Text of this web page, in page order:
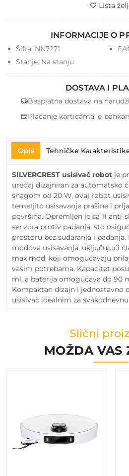
Lista
INFORMACIJE O
Šifra: NN7271
Stanje: Na stanju
DOSTAVA I
Besplatna dostava na
Plaćanje karticama, e-
Opis Tehničke
SILVERCREST usisivač robotje
uređaj dizajniran za automatsko
snagom od 20 W, ovaj robot
temeljito usisavanje prašine i
površina. Opremljen je sa 11 anti-
senzora protiv padanja, što
prostoru bez sudaranja i
modova usisavanja, uključujući
max mod, koji omogućavaju
vašim potrebama. Kapacitet
ml, a baterija omogućava do 90
Kompaktan dizajn i jednostavno
usisivač idealnim za
Slični
MOŽDA VAS